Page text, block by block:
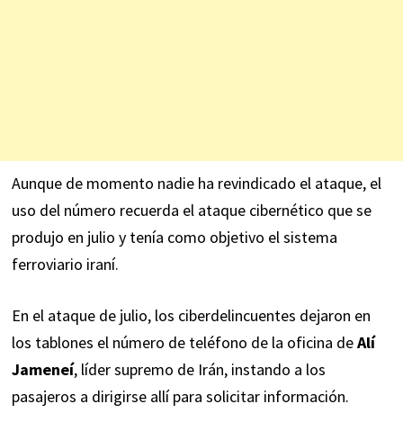
Aunque de momento nadie ha revindicado el ataque, el
uso del número recuerda el ataque cibernético que se
produjo en julio y tenía como objetivo el sistema
ferroviario iraní.
En el ataque de julio, los ciberdelincuentes dejaron en
los tablones el número de teléfono de la oficina deAlí
Jameneí, líder supremo de Irán, instando a los
pasajeros a dirigirse allí para solicitar información.